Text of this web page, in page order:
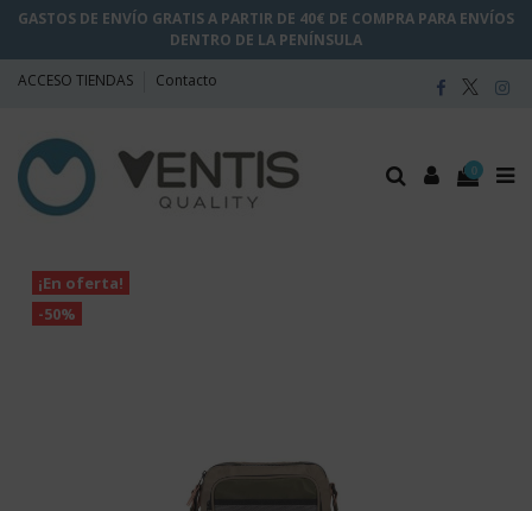
GASTOS DE ENVÍO GRATIS A PARTIR DE 40€ DE COMPRA PARA ENVÍOS
DENTRO DE LA PENÍNSULA
ACCESO TIENDAS Contacto
0
¡En oferta!
-50%